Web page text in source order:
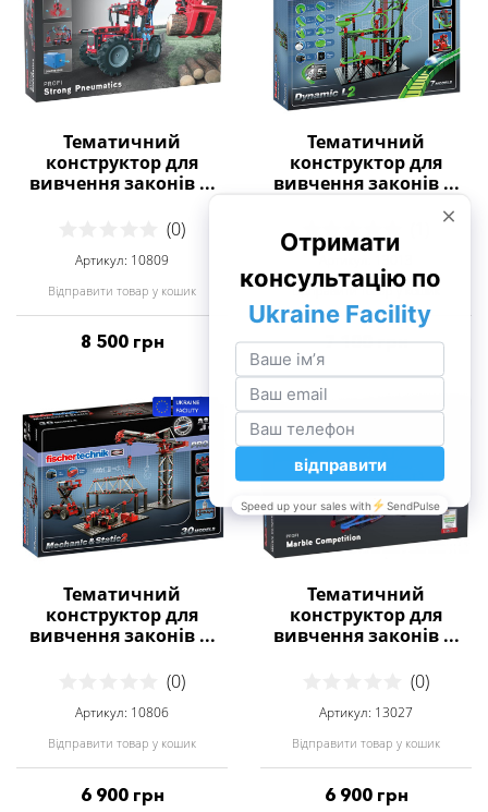
Тематичний
конструктор для
вивчення законів ...
(0)
Артикул: 10809
Відправити товар у кошик
8 500 грн
Тематичний
конструктор для
вивчення законів ...
Відправити товар у кошик
7 100 грн
Тематичний
конструктор для
вивчення законів ...
(0)
Артикул: 10806
Відправити товар у кошик
6 900 грн
Тематичний
конструктор для
вивчення законів ...
(0)
Артикул: 13027
Відправити товар у кошик
6 900 грн